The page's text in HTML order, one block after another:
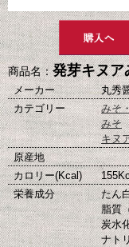
商品名：発芽キヌア
メーカー
丸秀
カテゴリー
みそ
みそ
キヌ
原産地
カロリー(Kcal)
栄養成分
たん
脂質
炭水
ナト